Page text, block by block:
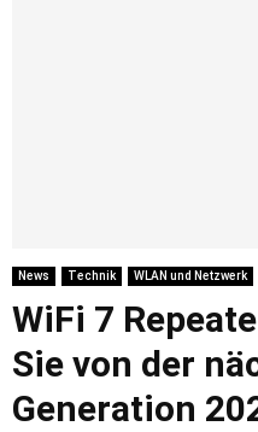
News Technik WLAN und Netzwerk
WiFi 7
Sie von der
Generation